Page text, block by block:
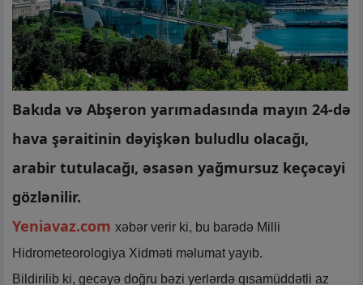
Bakıda və Abşeron yarımadasında mayın 24-də
hava şəraitinin dəyişkən buludlu olacağı,
arabir tutulacağı, əsasən yağmursuz keçəcəyi
gözlənilir.
Yeniavaz.com xəbər verir ki, bu barədə Milli
Hidrometeorologiya Xidməti məlumat yayıb.
Bildirilib ki, gecəyə doğru bəzi yerlərdə qısamüddətli az